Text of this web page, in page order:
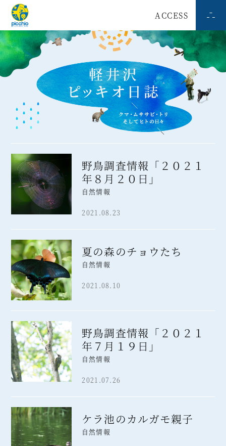
ACCESS
野鳥調査情報「２０２１
年８月２０日」
自然情報
2021.08.23
夏の森のチョウたち
自然情報
2021.08.10
野鳥調査情報「２０２１
年７月１９日」
自然情報
2021.07.26
ケラ池のカルガモ親子
自然情報